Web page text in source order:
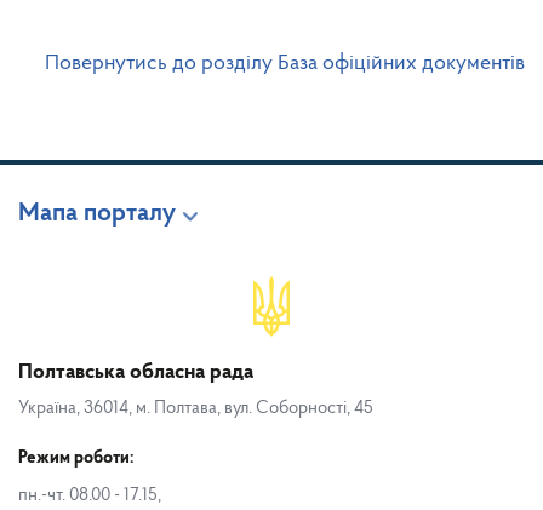
Повернутись до розділу База офіційних документів
Мапа порталу
Полтавська обласна рада
Україна, 36014, м. Полтава, вул. Соборності, 45
Режим роботи:
пн.-чт. 08.00 - 17.15,